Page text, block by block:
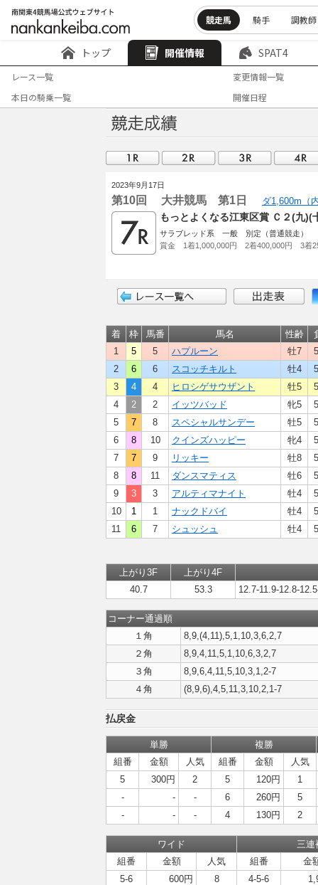
競走馬 騎手 調教師
トップ 開催情報 SPAT4
レース一覧
変更情報一覧
本日の騎乗一覧
開催日程
2023年9月17日
第10回 大井競馬 第1日 ダ1,600m（
もっとよくなる江東区賞 Ｃ２(九
サラブレッド系 一般 別定（普通競走）
賞金 1着1,000,000円 2着400,000円 3着
着 枠 馬番 馬名 性齢
1
5 5 ハプルーン 牡7
2
6 6 スコッチキルト 牡4
3
4 4 ヒロシゲサウザント 牡5
4
2 2 イッツバッド 牝5
5
7 8 スペシャルサンデー 牡5
6
8 10 クインズハッピー 牝4
7
7 9 リッキー 牡8
8
8 11 ダンスマティス 牡6
9
3 3 アルティマナイト 牡4
10
1 1 ナックドバイ 牡4
11
6 7 シュッシュ 牡4
上がり3F
上がり4F
40.7
53.3 12.7-11.9-12.8-
コーナー通過順
１角
8,9,(4,11),5,1,10,3,6,2,7
２角
8,9,4,11,5,1,10,6,3,2,7
３角
8,9,6,4,11,5,10,3,1,2-7
４角
(8,9,6),4,5,11,3,10,2,1-7
払戻金
単勝
複勝
組番
金額 人気 組番 金額
人気
5
300円 2 5 120円
1
-
- - 6 260円
5
-
- - 4 130円 2
ワイド
三連
組番
金額 人気 組番
金
5-6
600円 8 4-5-6